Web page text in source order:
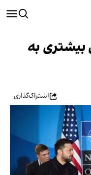
بیشتری به
اشتراک‌گذاری